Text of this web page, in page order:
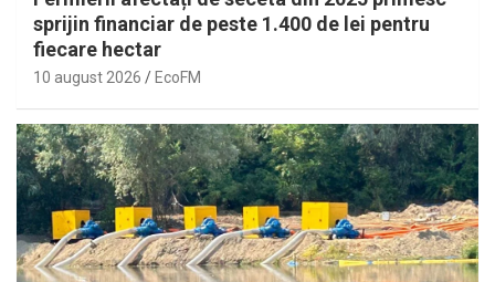
sprijin financiar de peste 1.400 de lei pentru
fiecare hectar
10 august 2026 EcoFM